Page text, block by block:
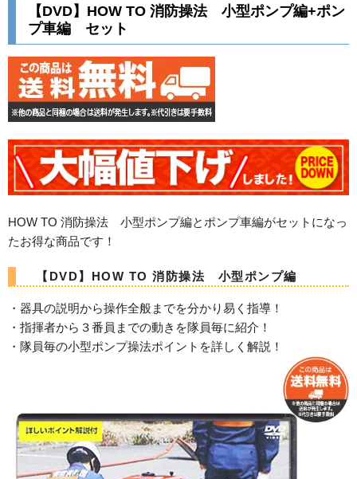
【DVD】HOW TO 消防操法 小型ポンプ編+ポン
プ車編 セット
HOW TO 消防操法 小型ポンプ編とポンプ車編がセットになっ
たお得な商品です！
【DVD】HOW TO 消防操法 小型ポンプ編
・器具の説明から操作全般までを分かり易く指導！
・指揮者から３番員までの動きを隊員毎に紹介！
・隊員毎の小型ポンプ操法ポイントを詳しく解説！